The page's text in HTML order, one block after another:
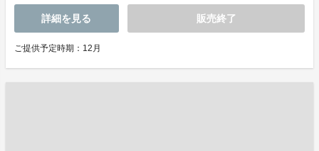
詳細を見る 販売終了
ご提供予定時期：12月